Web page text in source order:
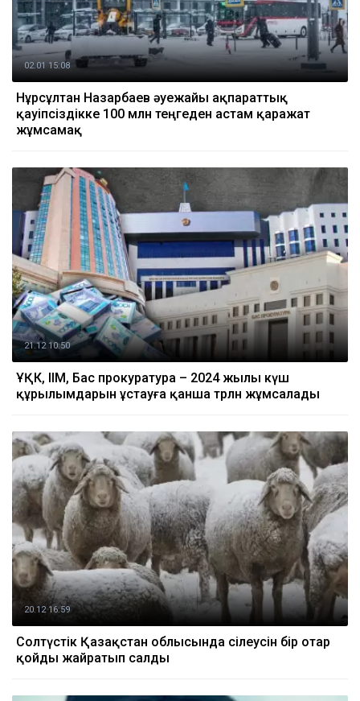
02.01 15:08
Нұрсұлтан Назарбаев әуежайы ақпараттық
қауіпсіздікке 100 млн теңгеден астам қаражат
жұмсамақ
21.12 10:50
ҰҚК, ІІМ, Бас прокуратура – 2024 жылы күш
құрылымдарын ұстауға қанша трлн жұмсалады
20.12 16:59
Солтүстік Қазақстан облысында сілеусін бір отар
қойды жайратып салды